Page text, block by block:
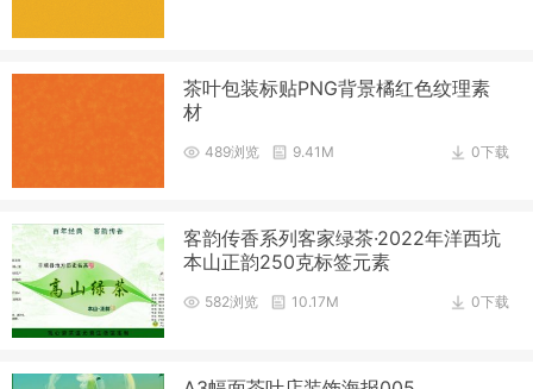
茶叶包装标贴PNG背景橘红色纹理素
材
0下载
489浏览 9.41M
客韵传香系列客家绿茶·2022年洋西坑
本山正韵250克标签元素
0下载
582浏览 10.17M